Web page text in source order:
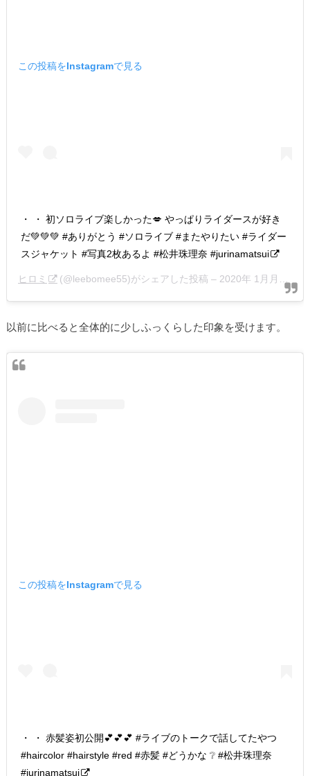
この投稿をInstagramで見る
・ ・ 初ソロライブ楽しかった💋 やっぱりライダースが好き
だ💚💚💚 #ありがとう #ソロライブ #またやりたい #ライダー
スジャケット #写真2枚あるよ #松井珠理奈 #jurinamatsui
ヒロミ (@leebomee55)がシェアした投稿 – 2020年 1月月6日午後9時04分PST
以前に比べると全体的に少しふっくらした印象を受けます。
この投稿をInstagramで見る
・ ・ 赤髪姿初公開💕💕💕 #ライブのトークで話してたやつ
#haircolor #hairstyle #red #赤髪 #どうかな ❔ #松井珠理奈
#jurinamatsui